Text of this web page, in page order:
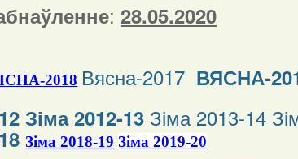
: 28.05.2020
2018 Вясна-2017 ВЯСНА-
Зіма 2012-13 Зіма 2013-14
Зіма 2018-19 Зіма 2019-20